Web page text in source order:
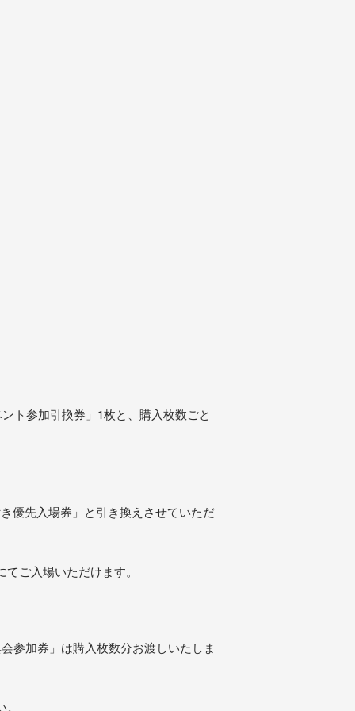
ト参加引換券」1枚と、購入枚数ごと
優先入場券」と引き換えさせていただ
ご入場いただけます。
参加券」は購入枚数分お渡しいたしま